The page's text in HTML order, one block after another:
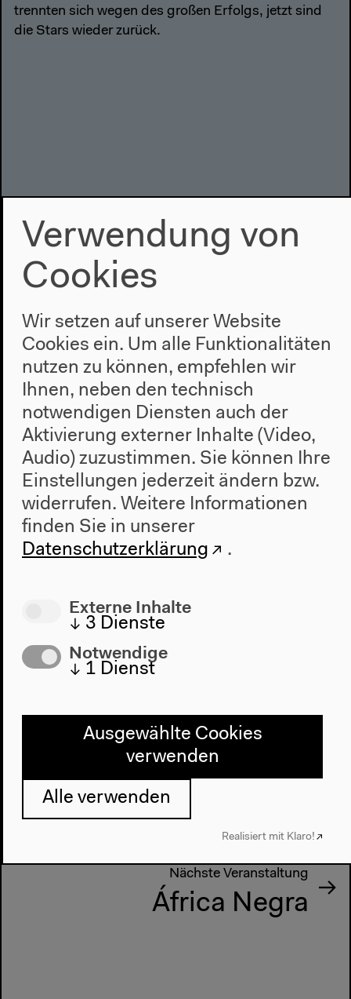
trennten sich wegen des großen Erfolgs, jetzt sind
die Stars wieder zurück.
2.8.2014
Slam Video Maputo | Marrabenta
Stories
Vorherige Veranstaltung
Tabu
Nächste Veranstaltung
África Negra
Verwendung von
Cookies
Wir setzen auf unserer Website
Cookies ein. Um alle Funktionalitäten
nutzen zu können, empfehlen wir
Ihnen, neben den technisch
notwendigen Diensten auch der
Aktivierung externer Inhalte (Video,
Audio) zuzustimmen. Sie können Ihre
Einstellungen jederzeit ändern bzw.
widerrufen. Weitere Informationen
finden Sie in unserer
Datenschutzerklärung
.
Externe Inhalte
↓ 3 Dienste
Notwendige
↓ 1 Dienst
Ausgewählte Cookies
verwenden
Alle verwenden
Realisiert mit Klaro!